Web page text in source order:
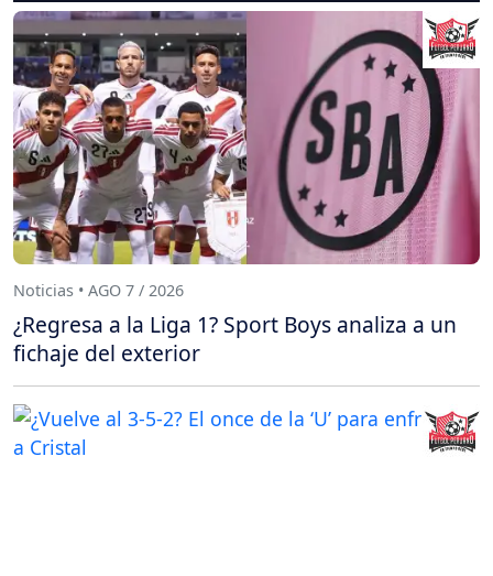
Noticias • AGO 7 / 2026
¿Regresa a la Liga 1? Sport Boys analiza a un
fichaje del exterior